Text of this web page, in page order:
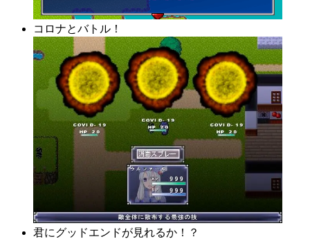
コロナとバトル！
君にグッドエンドが見れるか！？